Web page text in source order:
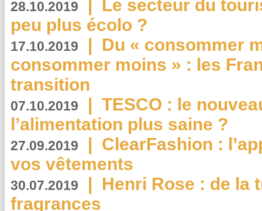
28.10.2019 | Le secteur du
peu plus écolo ?
17.10.2019 | Du « consommer
consommer moins » : les
transition
07.10.2019 | TESCO : le
l’alimentation plus saine ?
27.09.2019 | ClearFashion :
vos vêtements
30.07.2019 | Henri Rose : de la
fragrances